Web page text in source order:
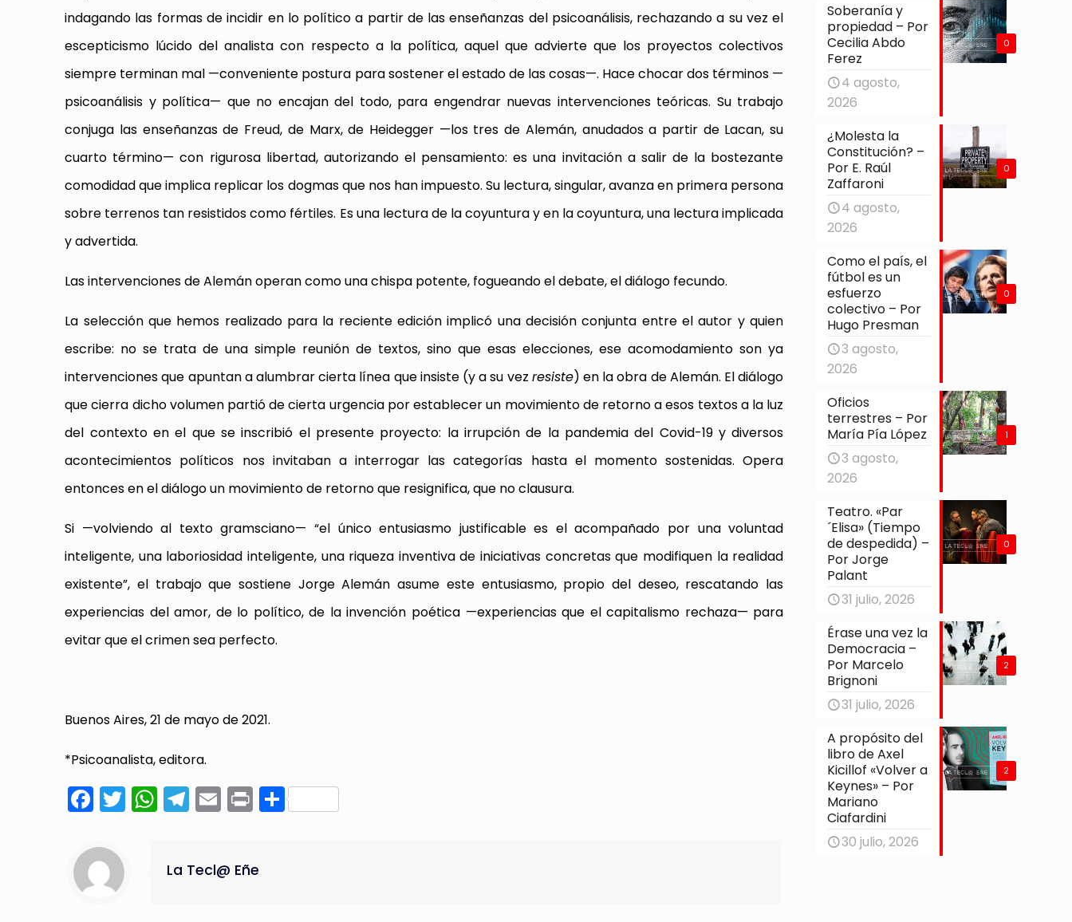
indagando las formas de incidir en lo político a partir de las enseñanzas del psicoanálisis, rechazando a su vez el
escepticismo lúcido del analista con respecto a la política, aquel que advierte que los proyectos colectivos
siempre terminan mal —conveniente postura para sostener el estado de las cosas—. Hace chocar dos términos —
psicoanálisis y política— que no encajan del todo, para engendrar nuevas intervenciones teóricas. Su trabajo
conjuga las enseñanzas de Freud, de Marx, de Heidegger —los tres de Alemán, anudados a partir de Lacan, su
cuarto término— con rigurosa libertad, autorizando el pensamiento: es una invitación a salir de la bostezante
comodidad que implica replicar los dogmas que nos han impuesto. Su lectura, singular, avanza en primera persona
sobre terrenos tan resistidos como fértiles. Es una lectura de la coyuntura y en la coyuntura, una lectura implicada
y advertida.
Las intervenciones de Alemán operan como una chispa potente, fogueando el debate, el diálogo fecundo.
La selección que hemos realizado para la reciente edición implicó una decisión conjunta entre el autor y quien
escribe: no se trata de una simple reunión de textos, sino que esas elecciones, ese acomodamiento son ya
intervenciones que apuntan a alumbrar cierta línea que insiste (y a su vez resiste) en la obra de Alemán. El diálogo
que cierra dicho volumen partió de cierta urgencia por establecer un movimiento de retorno a esos textos a la luz
del contexto en el que se inscribió el presente proyecto: la irrupción de la pandemia del Covid-19 y diversos
acontecimientos políticos nos invitaban a interrogar las categorías hasta el momento sostenidas. Opera
entonces en el diálogo un movimiento de retorno que resignifica, que no clausura.
Si —volviendo al texto gramsciano— “el único entusiasmo justificable es el acompañado por una voluntad
inteligente, una laboriosidad inteligente, una riqueza inventiva de iniciativas concretas que modifiquen la realidad
existente”, el trabajo que sostiene Jorge Alemán asume este entusiasmo, propio del deseo, rescatando las
experiencias del amor, de lo político, de la invención poética —experiencias que el capitalismo rechaza— para
evitar que el crimen sea perfecto.
Buenos Aires, 21 de mayo de 2021.
*Psicoanalista, editora.
Facebook
Twitter
WhatsApp
Telegram
Email
PrintCompartir
La Tecl@ Eñe
0
Soberanía y
propiedad – Por
Cecilia Abdo
Ferez
4 agosto,
2026
0
¿Molesta la
Constitución? –
Por E. Raúl
Zaffaroni
4 agosto,
2026
0
Como el país, el
fútbol es un
esfuerzo
colectivo – Por
Hugo Presman
3 agosto,
2026
1
Oficios
terrestres – Por
María Pía López
3 agosto,
2026
0
Teatro. «Par
´Elisa» (Tiempo
de despedida) –
Por Jorge
Palant
31 julio, 2026
2
Érase una vez la
Democracia –
Por Marcelo
Brignoni
31 julio, 2026
2
A propósito del
libro de Axel
Kicillof «Volver a
Keynes» – Por
Mariano
Ciafardini
30 julio, 2026